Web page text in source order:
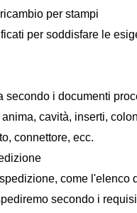
per stampi
per soddisfare le
secondo i documenti
cavità, inserti,
connettore, ecc.
come
secondo i